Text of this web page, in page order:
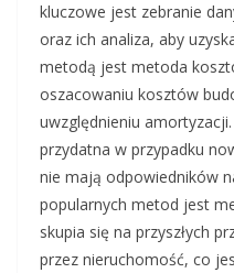
kluczowe jest zebranie
oraz ich analiza, aby
metodą jest metoda
oszacowaniu kosztów
uwzględnieniu
przydatna w przypadku
nie mają odpowiedników
popularnych metod jest
skupia się na przyszłych
przez nieruchomość, co